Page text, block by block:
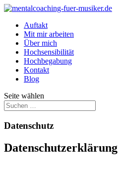
Auftakt
Mit mir arbeiten
Über mich
Hochsensibilität
Hochbegabung
Kontakt
Blog
Seite wählen
Datenschutz
Datenschutzerklärung